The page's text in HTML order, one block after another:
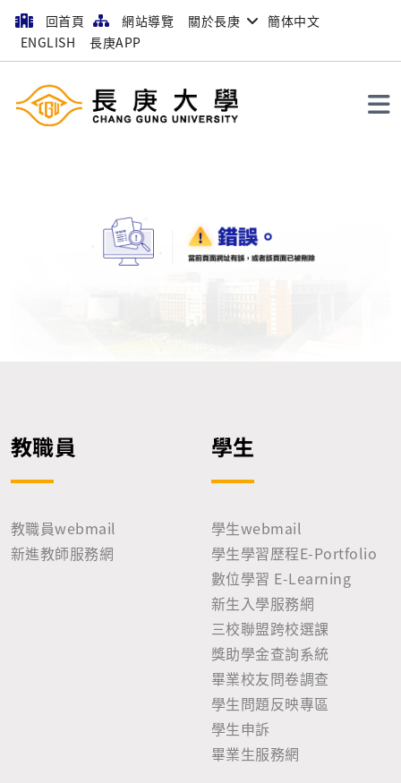
回首頁 網站導覽 關於長庚
簡体中文
ENGLISH
長庚APP
教職員
教職員webmail
新進教師服務網
學生
學生webmail
學生學習歷程E-Portfolio
數位學習 E-Learning
新生入學服務網
三校聯盟跨校選課
獎助學金查詢系統
畢業校友問卷調查
學生問題反映專區
學生申訴
畢業生服務網